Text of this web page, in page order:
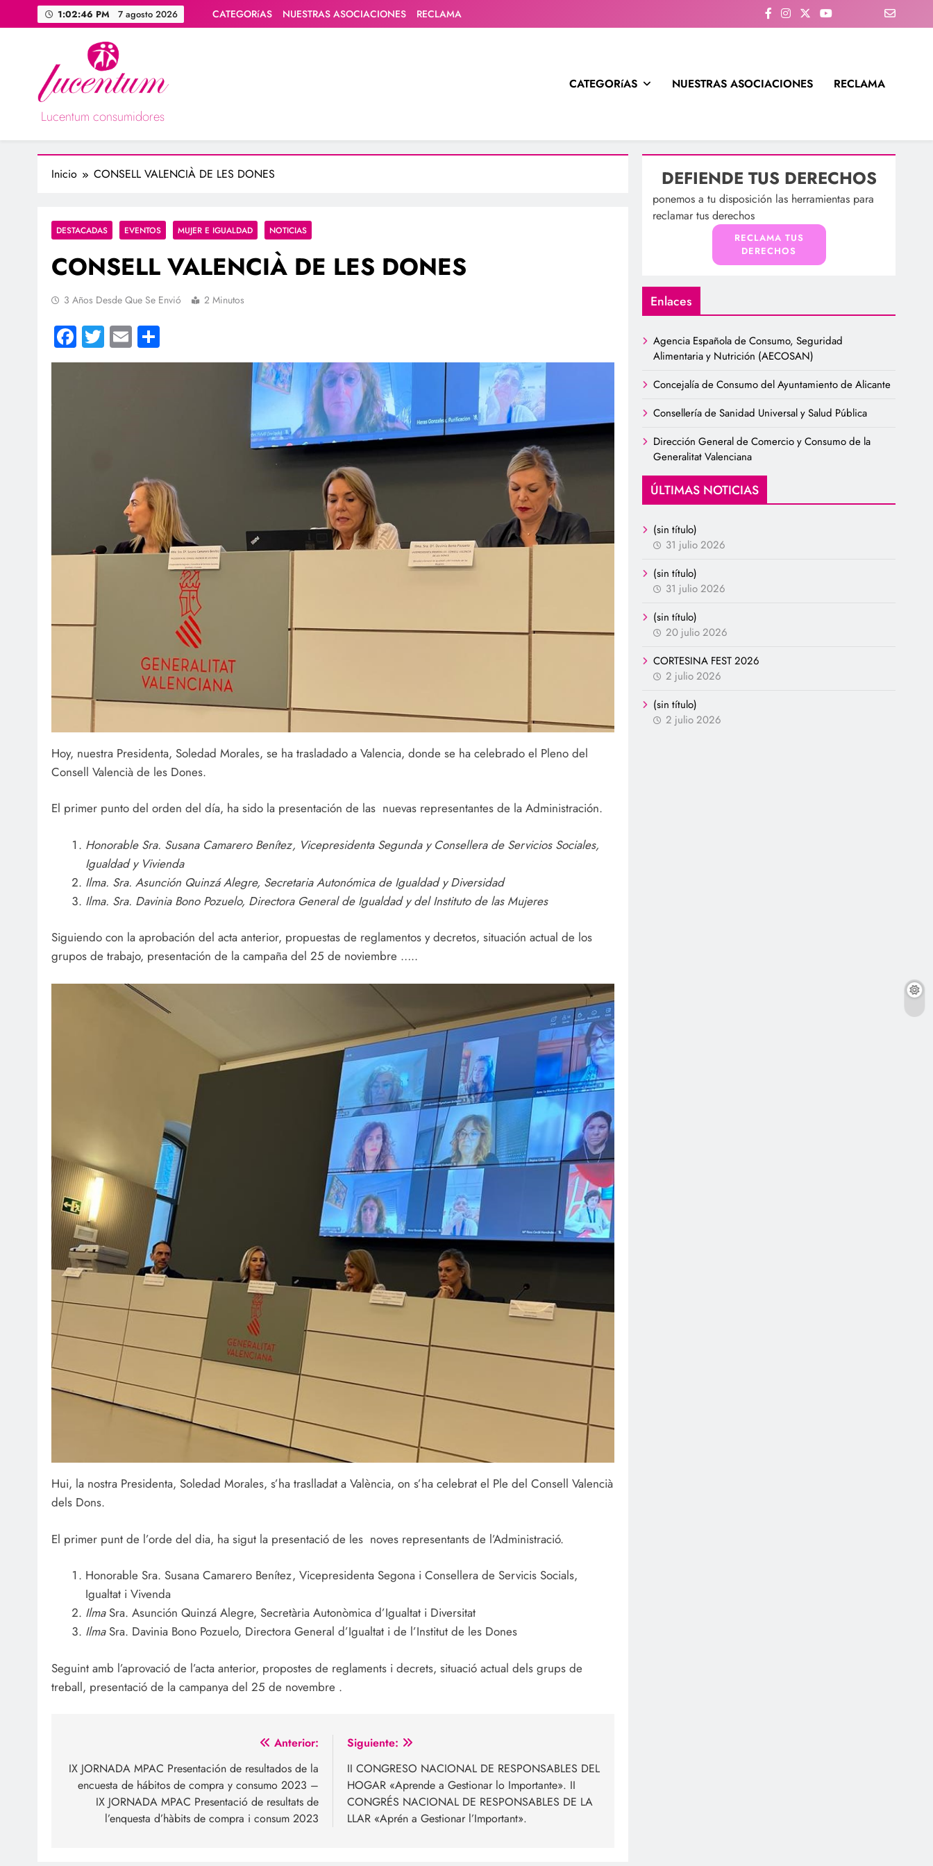
al
1:02:47 PM 7 agosto 2026 CATEGORíAS NUESTRAS ASOCIACIONES RECLAMA
Lucentum consumidores
Asociación de consumidores / consumidoras Lucentum
CATEGORíAS NUESTRAS ASOCIACIONES RECLAMA
Inicio CONSELL VALENCIÀ DE LES DONES
DESTACADAS EVENTOS MUJER E IGUALDAD NOTICIAS
CONSELL VALENCIÀ DE LES DONES
3 Años Desde Que Se Envió 2 Minutos
Facebook
Twitter
Email
Hoy, nuestra Presidenta, Soledad Morales, se ha trasladado a Valencia, donde se ha celebrado el Pleno del
Consell Valencià de les Dones.
El primer punto del orden del día, ha sido la presentación de las nuevas representantes de la Administración.
Honorable Sra. Susana Camarero Benítez, Vicepresidenta Segunda y Consellera de Servicios Sociales,
Igualdad y Vivienda
Ilma. Sra. Asunción Quinzá Alegre, Secretaria Autonómica de Igualdad y Diversidad
Ilma. Sra. Davinia Bono Pozuelo, Directora General de Igualdad y del Instituto de las Mujeres
Siguiendo con la aprobación del acta anterior, propuestas de reglamentos y decretos, situación actual de los
grupos de trabajo, presentación de la campaña del 25 de noviembre …..
Hui, la nostra Presidenta, Soledad Morales, s’ha traslladat a València, on s’ha celebrat el Ple del Consell Valencià
dels Dons.
El primer punt de l’orde del dia, ha sigut la presentació de les noves representants de l’Administració.
Honorable Sra. Susana Camarero Benítez, Vicepresidenta Segona i Consellera de Servicis Socials,
Igualtat i Vivenda
IlmaSra. Asunción Quinzá Alegre, Secretària Autonòmica d’Igualtat i Diversitat
IlmaSra. Davinia Bono Pozuelo, Directora General d’Igualtat i de l’Institut de les Dones
Seguint amb l’aprovació de l’acta anterior, propostes de reglaments i decrets, situació actual dels grups de
treball, presentació de la campanya del 25 de novembre .
de
entradas
Anterior:
IX JORNADA MPAC Presentación de resultados de la
encuesta de hábitos de compra y consumo 2023 –
IX JORNADA MPAC Presentació de resultats de
l’enquesta d’hàbits de compra i consum 2023
Siguiente:
II CONGRESO NACIONAL DE RESPONSABLES DEL
HOGAR «Aprende a Gestionar lo Importante». II
CONGRÉS NACIONAL DE RESPONSABLES DE LA
LLAR «Aprén a Gestionar l’Important».
DEFIENDE TUS DERECHOS
ponemos a tu disposición las herramientas para
reclamar tus derechos
RECLAMA TUS
DERECHOS
Enlaces
Agencia Española de Consumo, Seguridad
Alimentaria y Nutrición (AECOSAN)
Concejalía de Consumo del Ayuntamiento de Alicante
Consellería de Sanidad Universal y Salud Pública
Dirección General de Comercio y Consumo de la
Generalitat Valenciana
ÚLTIMAS NOTICIAS
(sin título)
31 julio 2026
(sin título)
31 julio 2026
(sin título)
20 julio 2026
CORTESINA FEST 2026
2 julio 2026
(sin título)
2 julio 2026